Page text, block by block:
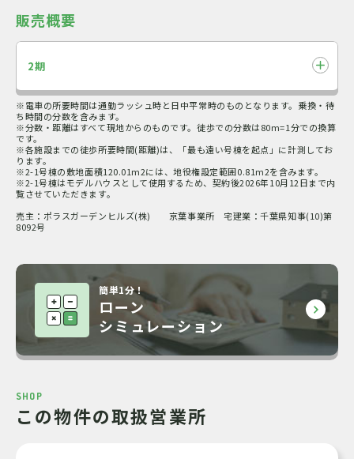
施設・設備
公営水道、東京電力・他、都市ガス、本下水、
カースペース、外構、植栽その他付帯設備一式
施工会社 グローバルホーム(株)
土地の権利形態 所有権
取引態様 代理
広告主
(株)中央住宅 不動産ソリューション事業部 不
営業時間：10:00～18:00
定休日：火曜・水曜
宅建業：国土交通大臣(13)第2401号
建設業：国土交通大臣許可(特-28)第8156号
(公社)全国宅地建物取引業保証協会会員
(一社)全国住宅産業協会会員
(公社)首都圏不動産公正取引協議会加盟
情報公開日：2025年12月15日 次回更新日：2026年8月24日 取引有効期
八千代台3（ELT032）
販売概要
2期
※電車の所要時間は通勤ラッシュ時と日中平常時のものとなります。乗換・待
ち時間の分数を含みます。
※分数・距離はすべて現地からのものです。徒歩での分数は80m=1分での換算
です。
※各施設までの徒歩所要時間(距離)は、「最も遠い号棟を起点」に計測してお
ります。
※2-1号棟の敷地面積120.01m2には、地役権設定範囲0.81m2を含みます。
※2-1号棟はモデルハウスとして使用するため、契約後2026年10月12日まで内
覧させていただきます。
売主：ポラスガーデンヒルズ(株) 京葉事業所 宅建業：千葉県知事(10)第
8092号
簡単1分！
ローン
シミュレーション
SHOP
この物件の取扱営業所